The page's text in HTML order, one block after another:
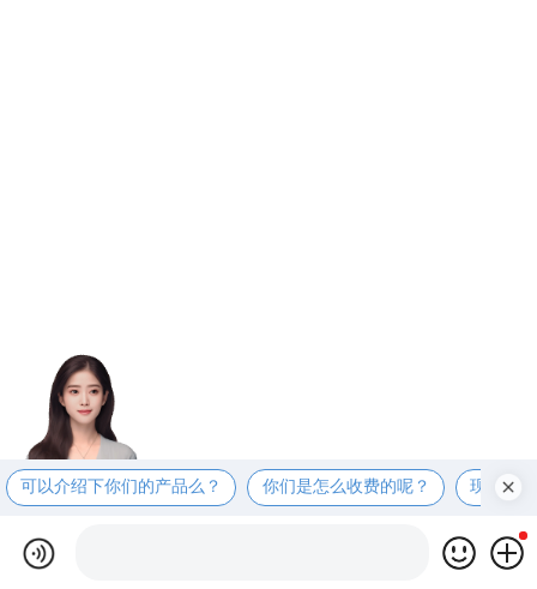
可以介绍下你们的产品么？ 你们是怎么收费的呢？ 现在有